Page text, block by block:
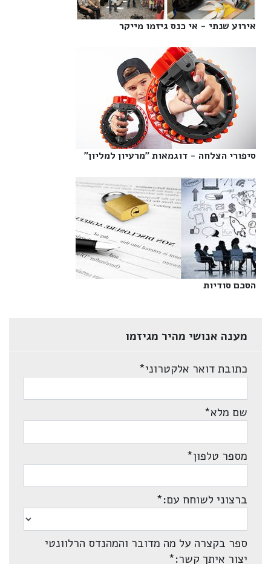
אירוע שנתי - אי כנס גיזמו מייקר‎
סיפורי הצלחה - דוגמאות "מרעיון למליון"‎
הסכם סודיות‎
מענה אנושי מהיר מגיזמו
כתובת דואר אלקטרוני*
שם מלא*
מספר טלפון*
ברצוני לשוחח עם:*
ספר בקצרה על מה מדובר והמהנדס הרלוונטי
יצור איתך קשר:*